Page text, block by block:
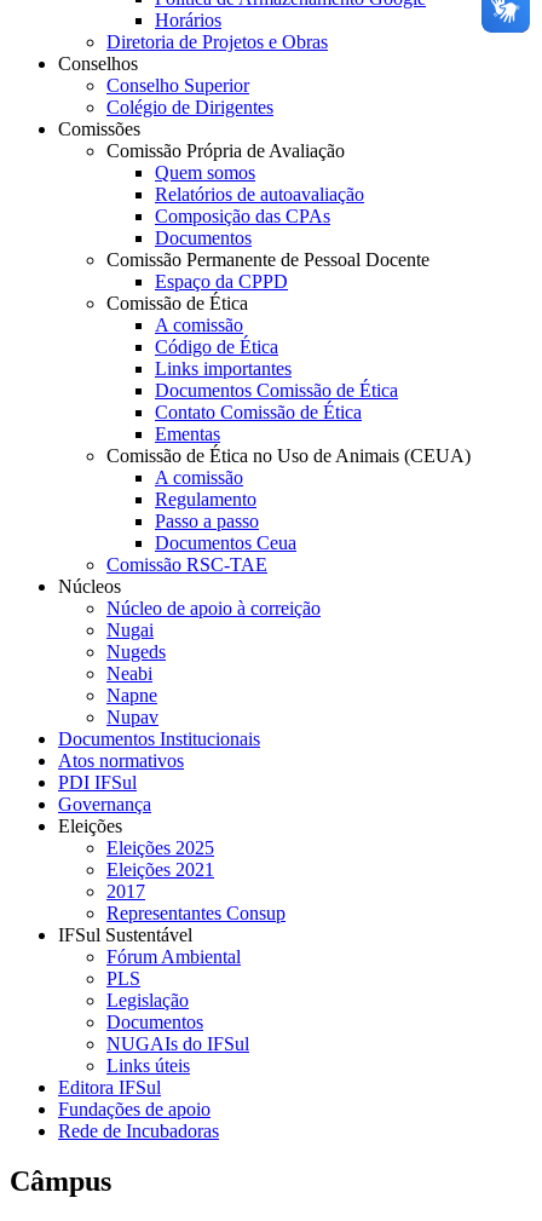
Horários
Diretoria de Projetos e Obras
Conselhos
Conselho Superior
Colégio de Dirigentes
Comissões
Comissão Própria de Avaliação
Quem somos
Relatórios de autoavaliação
Composição das CPAs
Documentos
Comissão Permanente de Pessoal Docente
Espaço da CPPD
Comissão de Ética
A comissão
Código de Ética
Links importantes
Documentos Comissão de Ética
Contato Comissão de Ética
Ementas
Comissão de Ética no Uso de Animais (CEUA)
A comissão
Regulamento
Passo a passo
Documentos Ceua
Comissão RSC-TAE
Núcleos
Núcleo de apoio à correição
Nugai
Nugeds
Neabi
Napne
Nupav
Documentos Institucionais
Atos normativos
PDI IFSul
Governança
Eleições
Eleições 2025
Eleições 2021
2017
Representantes Consup
IFSul Sustentável
Fórum Ambiental
PLS
Legislação
Documentos
NUGAIs do IFSul
Links úteis
Editora IFSul
Fundações de apoio
Rede de Incubadoras
Câmpus